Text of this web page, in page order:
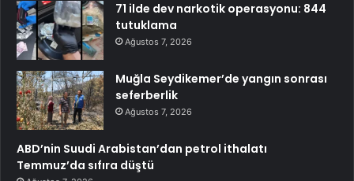
71 ilde dev narkotik operasyonu: 844
tutuklama
Ağustos 7, 2026
Muğla Seydikemer’de yangın sonrası
seferberlik
Ağustos 7, 2026
ABD’nin Suudi Arabistan’dan petrol ithalatı
Temmuz’da sıfıra düştü